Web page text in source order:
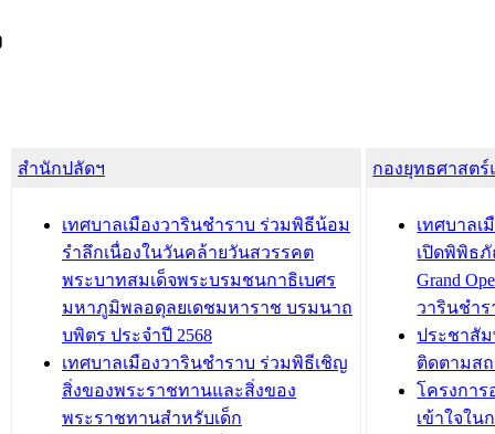
สำนักปลัดฯ
เทศบาลเมืองวารินชำราบ ร่วมพิธีน้อม
รำลึกเนื่องในวันคล้ายวันสวรรคต
พระบาทสมเด็จพระบรมชนกาธิเบศร
มหาภูมิพลอดุลยเดชมหาราช บรมนาถ
บพิตร ประจำปี 2568
เทศบาลเมืองวารินชำราบ ร่วมพิธีเชิญ
สิ่งของพระราชทานและสิ่งของ
พระราชทานสำหรับเด็ก
กองยุทธศาสต
เทศบาลเ
เปิดพิพิธภั
Grand
วารินชำร
ประชาสัม
ติดตามส
โครงกา
เข้าใจใน